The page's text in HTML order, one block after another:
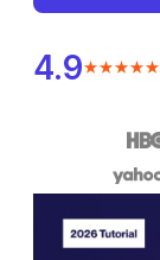
4.9★★★★★